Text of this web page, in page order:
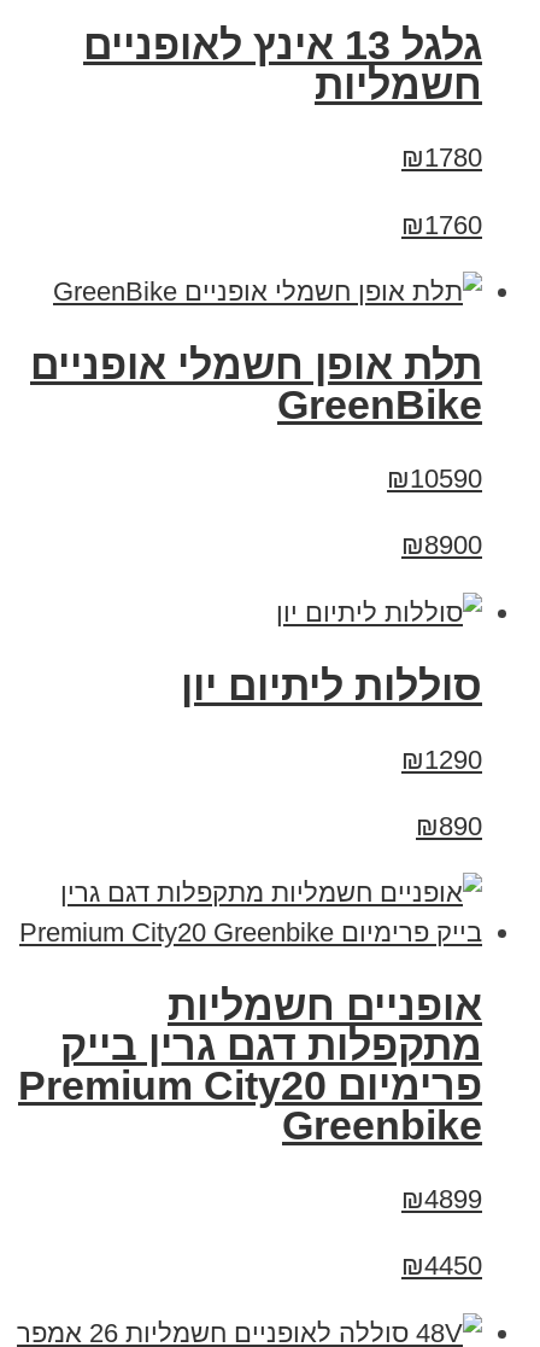
גלגל 13 אינץ לאופניים
חשמליות
₪1780
₪1760
תלת אופן חשמלי אופניים
GreenBike
₪10590
₪8900
סוללות ליתיום יון
₪1290
₪890
אופניים חשמליות
מתקפלות דגם גרין בייק
פרימיום Premium City20
Greenbike
₪4899
₪4450